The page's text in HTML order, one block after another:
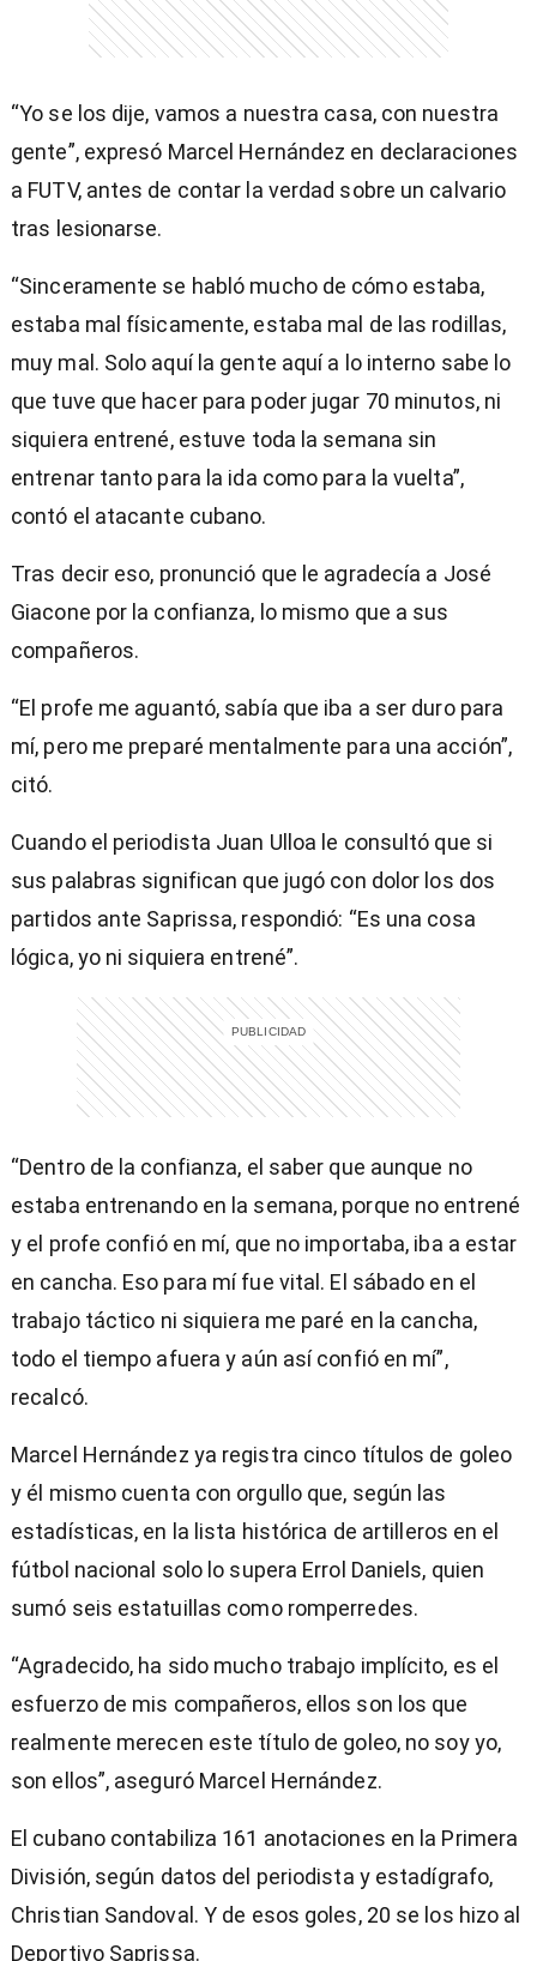
“Yo se los dije, vamos a nuestra casa, con nuestra
gente”, expresó Marcel Hernández en declaraciones
a FUTV, antes de contar la verdad sobre un calvario
tras lesionarse.
“Sinceramente se habló mucho de cómo estaba,
estaba mal físicamente, estaba mal de las rodillas,
muy mal. Solo aquí la gente aquí a lo interno sabe lo
que tuve que hacer para poder jugar 70 minutos, ni
siquiera entrené, estuve toda la semana sin
entrenar tanto para la ida como para la vuelta”,
contó el atacante cubano.
Tras decir eso, pronunció que le agradecía a José
Giacone por la confianza, lo mismo que a sus
compañeros.
“El profe me aguantó, sabía que iba a ser duro para
mí, pero me preparé mentalmente para una acción”,
citó.
Cuando el periodista Juan Ulloa le consultó que si
sus palabras significan que jugó con dolor los dos
partidos ante Saprissa, respondió: “Es una cosa
lógica, yo ni siquiera entrené”.
“Dentro de la confianza, el saber que aunque no
estaba entrenando en la semana, porque no entrené
y el profe confió en mí, que no importaba, iba a estar
en cancha. Eso para mí fue vital. El sábado en el
trabajo táctico ni siquiera me paré en la cancha,
todo el tiempo afuera y aún así confió en mí”,
recalcó.
Marcel Hernández ya registra cinco títulos de goleo
y él mismo cuenta con orgullo que, según las
estadísticas, en la lista histórica de artilleros en el
fútbol nacional solo lo supera Errol Daniels, quien
sumó seis estatuillas como romperredes.
“Agradecido, ha sido mucho trabajo implícito, es el
esfuerzo de mis compañeros, ellos son los que
realmente merecen este título de goleo, no soy yo,
son ellos”, aseguró Marcel Hernández.
El cubano contabiliza 161 anotaciones en la Primera
División, según datos del periodista y estadígrafo,
Christian Sandoval. Y de esos goles, 20 se los hizo al
Deportivo Saprissa.